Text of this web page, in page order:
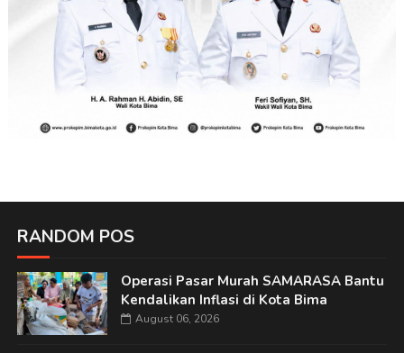
RANDOM POS
Operasi Pasar Murah SAMARASA Bantu
Kendalikan Inflasi di Kota Bima
August 06, 2026